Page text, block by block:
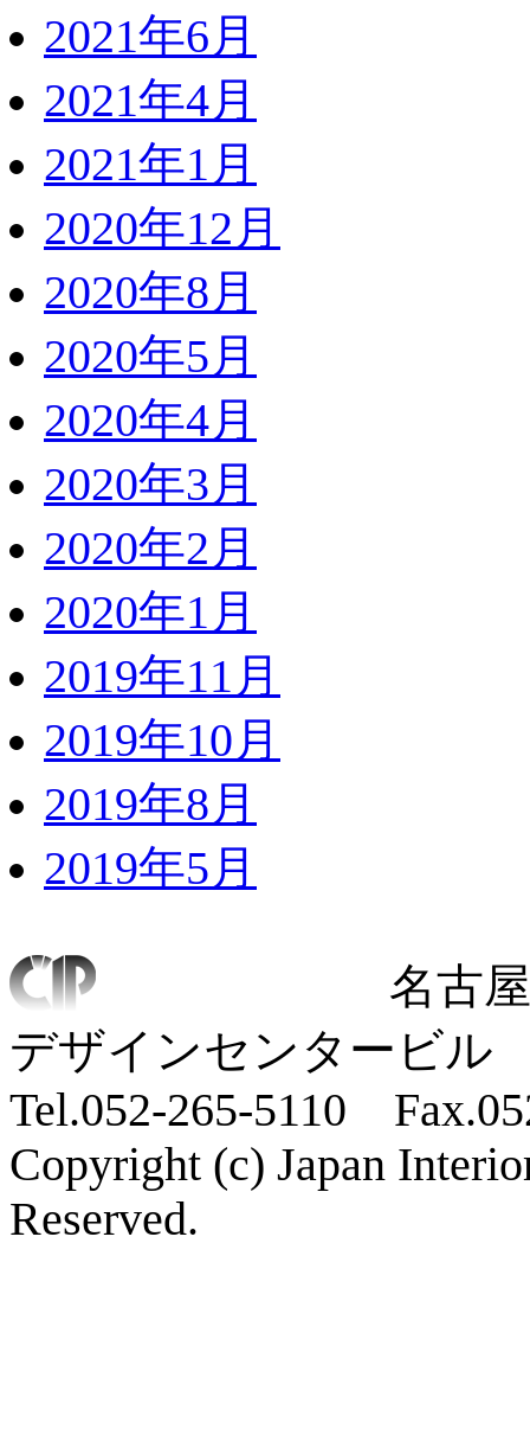
2021年6月
2021年4月
2021年1月
2020年12月
2020年8月
2020年5月
2020年4月
2020年3月
2020年2月
2020年1月
2019年11月
2019年10月
2019年8月
2019年5月
名古
デザインセンタービ
Tel.052-265-5110
Copyright (c) Japan
Reserved.